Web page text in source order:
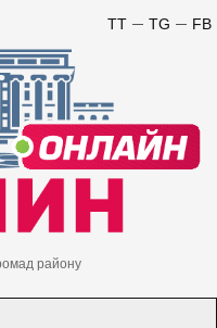
FB
TG
TT
району